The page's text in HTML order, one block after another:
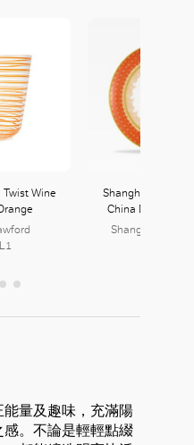
Wine
Shanghai Tang
China Dragon
Shanghai Tang
量及趣味，充滿陽
。不論是輕輕點綴